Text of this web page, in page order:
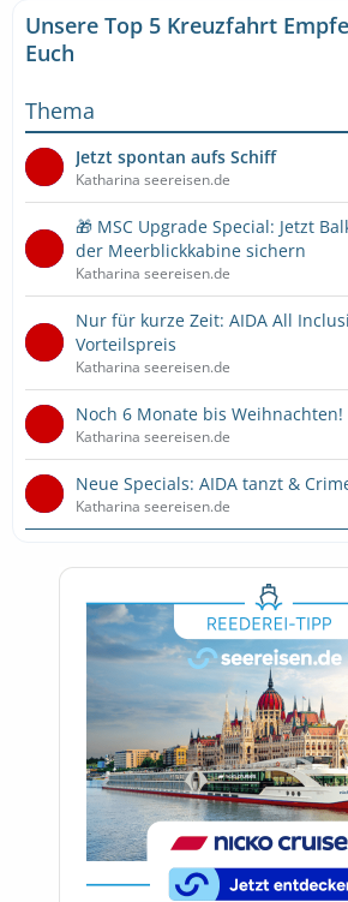
Unsere Top 5 Kreuzfahrt
Euch
Thema
Jetzt spontan aufs Schiff
Katharina seereisen.de
🎁 MSC Upgrade Special: Jetzt
der Meerblickkabine sichern
Katharina seereisen.de
Nur für kurze Zeit: AIDA All
Vorteilspreis
Katharina seereisen.de
Noch 6 Monate bis Weihnachten!
Katharina seereisen.de
Neue Specials: AIDA tanzt &
Katharina seereisen.de